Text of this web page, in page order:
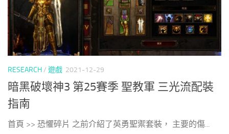
RESEARCH/ 遊戲 2021-12-29
暗黑破壞神3 第25賽季 聖教軍 三光流配裝
指南
首頁 >> 恐懼碎片 之前介紹了英勇聖禦套裝， 主要的傷...